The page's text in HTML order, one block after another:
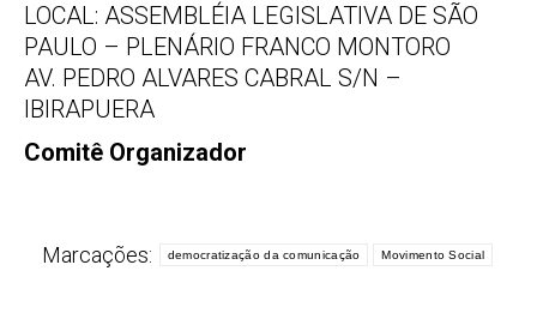
LOCAL: ASSEMBLÉIA LEGISLATIVA DE SÃO
PAULO – PLENÁRIO FRANCO MONTORO
AV. PEDRO ALVARES CABRAL S/N –
IBIRAPUERA
Comitê Organizador
Marcações: democratização da comunicação Movimento Social